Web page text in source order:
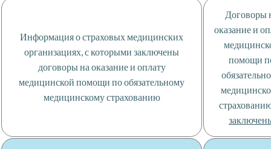
Информация о страховых медицинских
организациях, с которыми заключены
договоры на оказание и оплату
медицинской помощи по обязательному
медицинскому страхованию
Договоры
оказание и
помощи